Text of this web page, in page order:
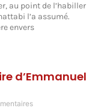
au point de l’habiller
l’a assumé.
envers
d’Emmanuel